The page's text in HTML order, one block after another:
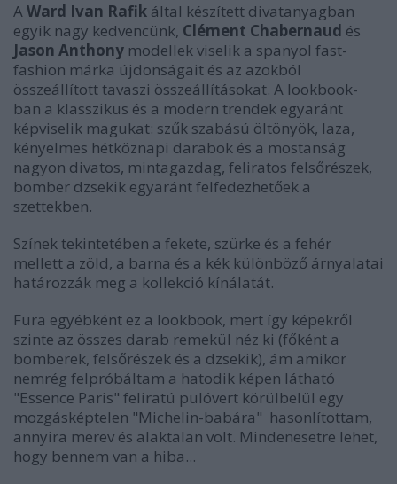
AWard Ivan Rafik által készített divatanyagban
egyik nagy kedvencünk, Clément Chabernaud és
Jason Anthony modellek viselik a spanyol fast-
fashion márka újdonságait és az azokból
összeállított tavaszi összeállításokat. A lookbook-
ban a klasszikus és a modern trendek egyaránt
képviselik magukat: szűk szabású öltönyök, laza,
kényelmes hétköznapi darabok és a mostanság
nagyon divatos, mintagazdag, feliratos felsőrészek,
bomber dzsekik egyaránt felfedezhetőek a
szettekben.
Színek tekintetében a fekete, szürke és a fehér
mellett a zöld, a barna és a kék különböző árnyalatai
határozzák meg a kollekció kínálatát.
Fura egyébként ez a lookbook, mert így képekről
szinte az összes darab remekül néz ki (főként a
bomberek, felsőrészek és a dzsekik), ám amikor
nemrég felpróbáltam a hatodik képen látható
"Essence Paris" feliratú pulóvert körülbelül egy
mozgásképtelen "Michelin-babára" hasonlítottam,
annyira merev és alaktalan volt. Mindenesetre lehet,
hogy bennem van a hiba...